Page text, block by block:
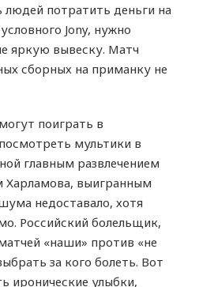
людей потратить деньги на
Jony, нужно
яркую вывеску. Матч
сборных на приманку не
поиграть в
мультики в
главным развлечением
Харламова, выигранным
недоставало, хотя
Российский болельщик,
«наши» против «не
за кого болеть. Вот
иронические улыбки,